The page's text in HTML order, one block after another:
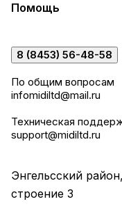
Помощь
8 (8453) 56-48-58
По общим вопросам
infomidiltd@mail.ru
Техническая
support@midiltd.ru
Энгельсский
строение 3